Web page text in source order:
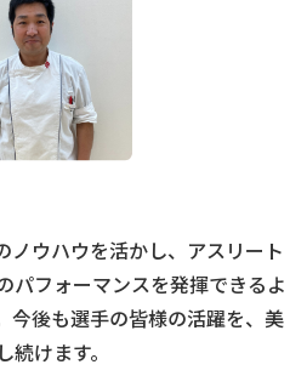
ウハウを活かし、アスリート
パフォーマンスを発揮できるよ
今後も選手の皆様の活躍を、美
けます。